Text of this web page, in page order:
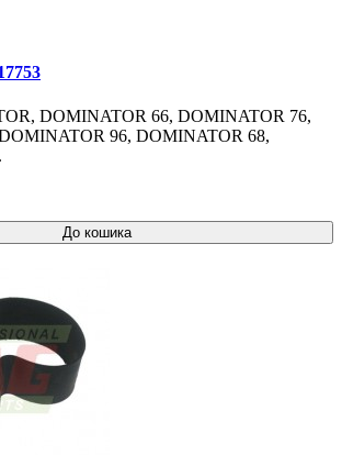
DOMINATOR 66, DOMINATOR 76,
96, DOMINATOR 68,
До кошика